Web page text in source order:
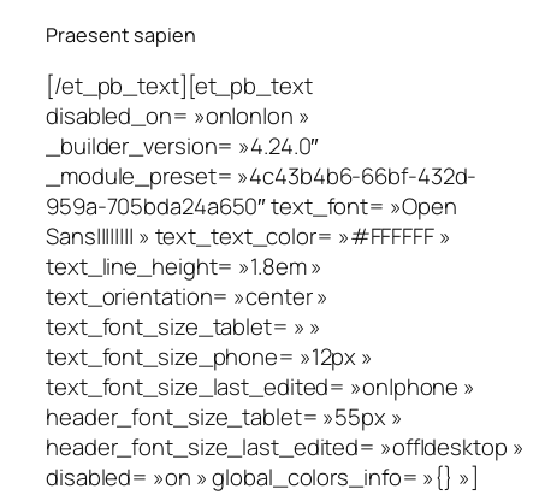
Praesent sapien
[/et_pb_text][et_pb_text
disabled_on= »on|on|on »
_builder_version= »4.24.0″
_module_preset= »4c43b4b6-66bf-432d-
959a-705bda24a650″ text_font= »Open
Sans|||||||| » text_text_color= »#FFFFFF »
text_line_height= »1.8em »
text_orientation= »center »
text_font_size_tablet= » »
text_font_size_phone= »12px »
text_font_size_last_edited= »on|phone »
header_font_size_tablet= »55px »
header_font_size_last_edited= »off|desktop »
disabled= »on » global_colors_info= »{} »]